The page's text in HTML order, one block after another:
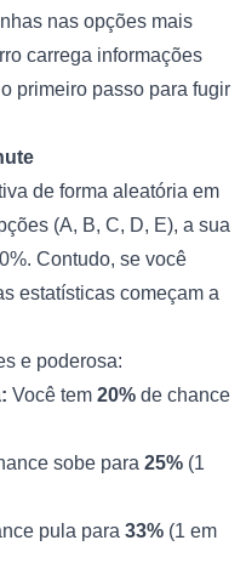
nas opções mais
carrega informações
primeiro passo para fugir
de forma aleatória em
(A, B, C, D, E), a sua
Contudo, se você
estatísticas começam a
e poderosa:
Você tem 20% de chance
sobe para 25% (1
pula para 33% (1 em